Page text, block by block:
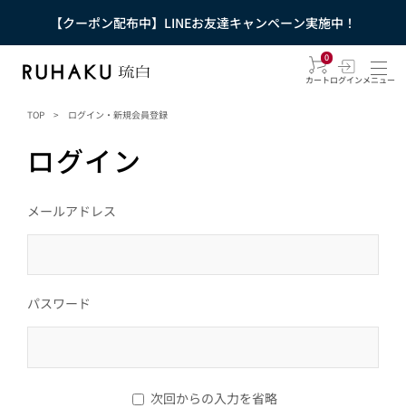
【クーポン配布中】LINEお友達キャンペーン実施中！
0
カートログインメニュー
TOP > ログイン・新規会員登録
ログイン
メールアドレス
パスワード
次回からの入力を省略